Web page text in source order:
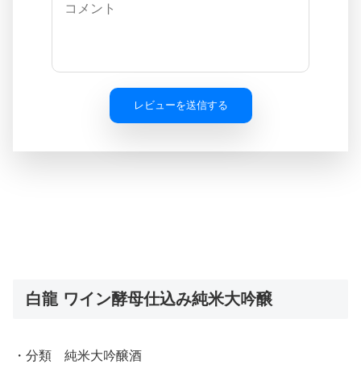
レビューを送信する
白龍 ワイン酵母仕込み純米大吟醸
・分類 純米大吟醸酒